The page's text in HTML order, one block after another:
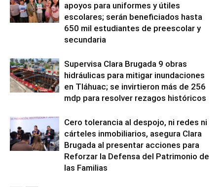
apoyos para uniformes y útiles
escolares; serán beneficiados hasta
650 mil estudiantes de preescolar y
secundaria
Supervisa Clara Brugada 9 obras
hidráulicas para mitigar inundaciones
en Tláhuac; se invirtieron más de 256
mdp para resolver rezagos históricos
Cero tolerancia al despojo, ni redes ni
cárteles inmobiliarios, asegura Clara
Brugada al presentar acciones para
Reforzar la Defensa del Patrimonio de
las Familias